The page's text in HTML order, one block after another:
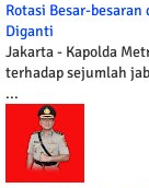
Rotasi Besar-
Diganti
Jakarta - Kapolda
terhadap sejumlah
...